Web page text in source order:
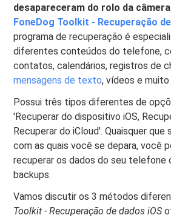
desapareceram do rolo da câmera
FoneDog Toolkit - Recuperação
programa de recuperação é
diferentes conteúdos do telefone,
contatos, calendários, registros de
mensagens de texto, vídeos e muito
Possui três tipos diferentes de
'Recuperar do dispositivo iOS,
Recuperar do iCloud'. Quaisquer que
com as quais você se depara, você
recuperar os dados do seu telefone
backups.
Vamos discutir os 3 métodos
Toolkit - Recuperação de dados iOS